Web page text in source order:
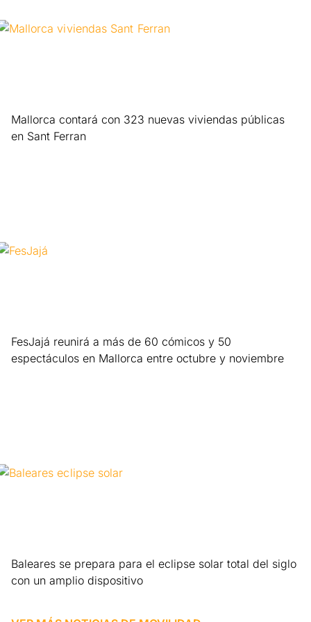
Mallorca contará con 323 nuevas viviendas públicas
en Sant Ferran
FesJajá reunirá a más de 60 cómicos y 50
espectáculos en Mallorca entre octubre y noviembre
Baleares se prepara para el eclipse solar total del siglo
con un amplio dispositivo